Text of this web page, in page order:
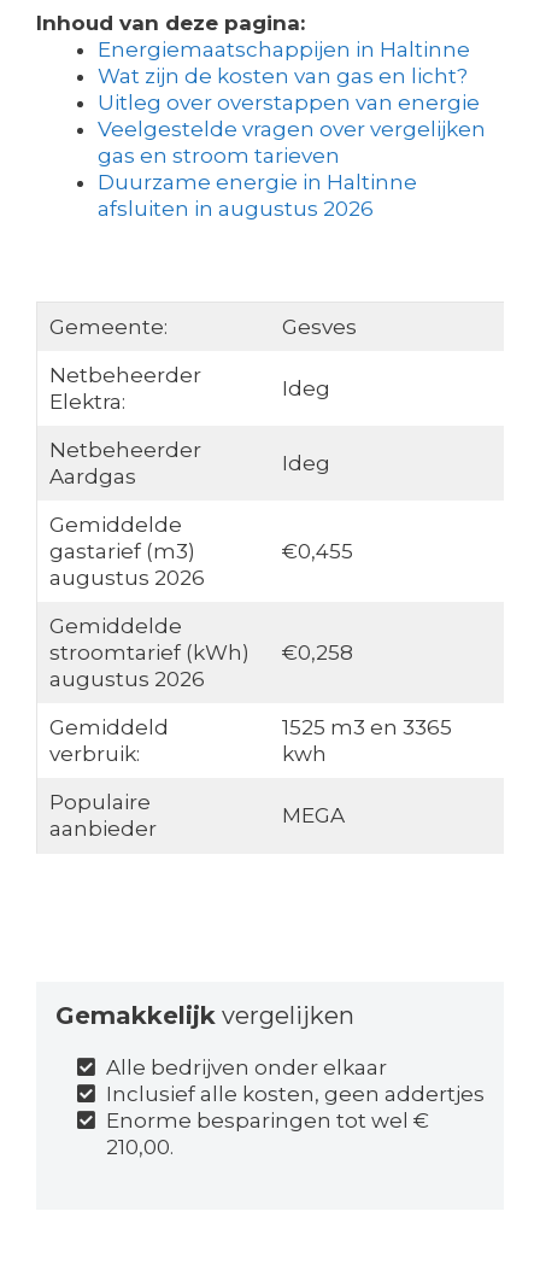
Inhoud van deze pagina:
Energiemaatschappijen in Haltinne
Wat zijn de kosten van gas en licht?
Uitleg over overstappen van energie
Veelgestelde vragen over vergelijken
gas en stroom tarieven
Duurzame energie in Haltinne
afsluiten in augustus 2026
Gemeente:
Gesves
Netbeheerder
Elektra:
Ideg
Netbeheerder
Aardgas
Ideg
Gemiddelde
gastarief (m3)
augustus 2026
€0,455
Gemiddelde
stroomtarief (kWh)
augustus 2026
€0,258
Gemiddeld
verbruik:
1525 m3 en 3365
kwh
Populaire
aanbieder
MEGA
Gemakkelijk vergelijken
Alle bedrijven onder elkaar
Inclusief alle kosten, geen addertjes
Enorme besparingen tot wel €
210,00.